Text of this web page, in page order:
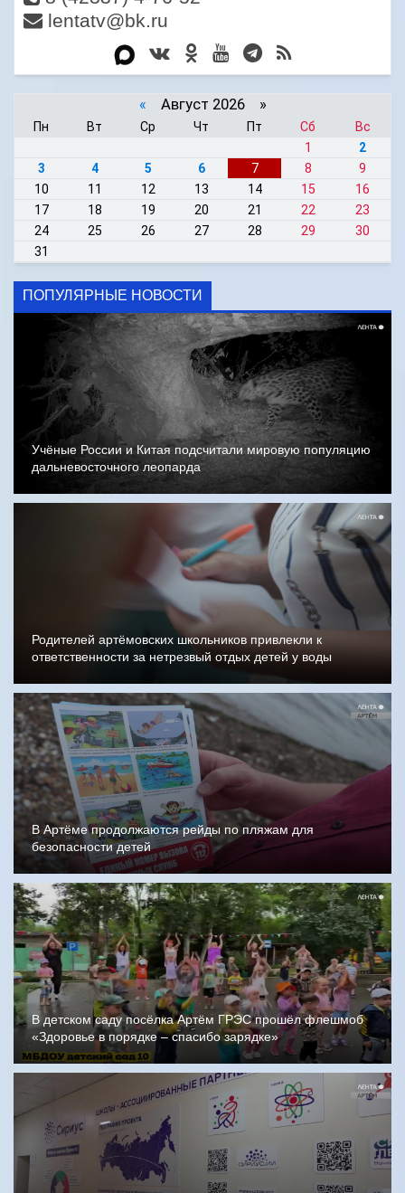
lentatv@bk.ru
« Август 2026 »
Пн Вт Ср Чт Пт Сб
Вс
1
2
3
4 5 6 7 8
9
10
11 12 13 14 15
16
17
18 19 20 21 22
23
24
25 26 27 28 29
30
31
ПОПУЛЯРНЫЕ НОВОСТИ
Учёные России и Китая подсчитали мировую популяцию
дальневосточного леопарда
Родителей артёмовских школьников привлекли к
ответственности за нетрезвый отдых детей у воды
В Артёме продолжаются рейды по пляжам для
безопасности детей
В детском саду посёлка Артём ГРЭС прошёл флешмоб
«Здоровье в порядке – спасибо зарядке»